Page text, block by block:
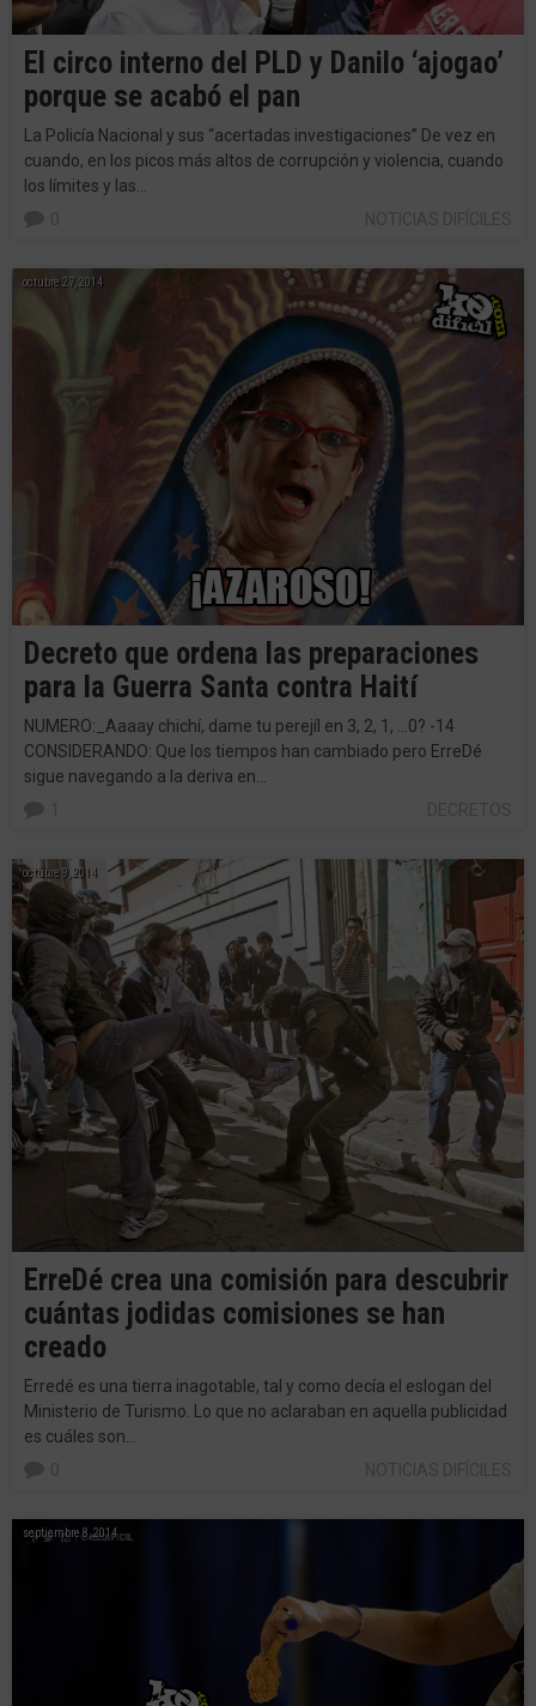
El circo interno del PLD y Danilo ‘ajogao’
porque se acabó el pan
La Policía Nacional y sus “acertadas investigaciones” De vez en
cuando, en los picos más altos de corrupción y violencia, cuando
los límites y las…
octubre 27, 2014
Decreto que ordena las preparaciones
para la Guerra Santa contra Haití
NUMERO:_Aaaay chichí, dame tu perejíl en 3, 2, 1, …0? -14
CONSIDERANDO: Que los tiempos han cambiado pero ErreDé
sigue navegando a la deriva en…
octubre 9, 2014
ErreDé crea una comisión para descubrir
cuántas jodidas comisiones se han
creado
Erredé es una tierra inagotable, tal y como decía el eslogan del
Ministerio de Turismo. Lo que no aclaraban en aquella publicidad
es cuáles son…
septiembre 8, 2014